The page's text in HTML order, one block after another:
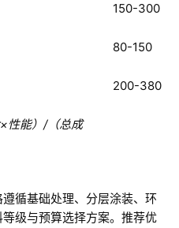
150-300
80-150
200-380
性能）/（总成
循基础处理、分层涂装、环
级与预算选择方案。推荐优